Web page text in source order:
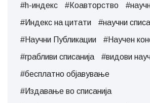
#h-индекс
#Коавторство
#Индекс на цитати
#научни
#Научни Публикации
#Научен
#грабливи списанија
#видови
#бесплатно објавување
#Издавање во списанија